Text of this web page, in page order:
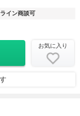
イン商談可
お気に入り